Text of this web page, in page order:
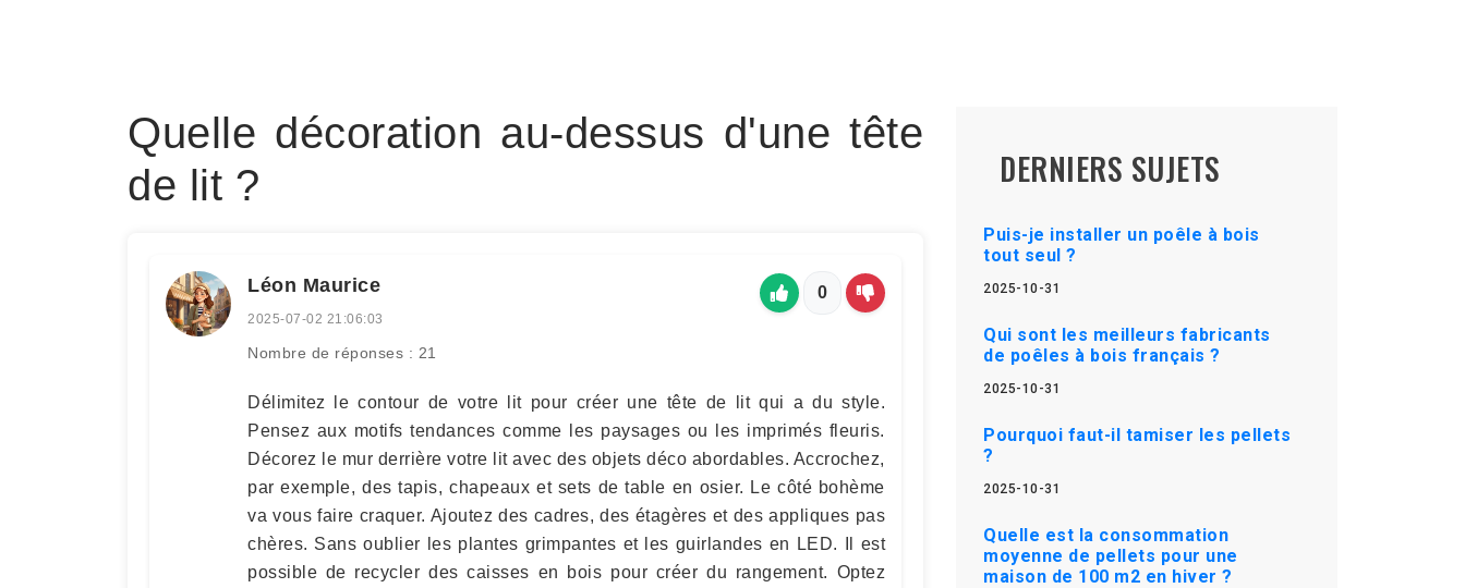
Quelle décoration au-dessus d'une tête
de lit ?
Léon Maurice
2025-07-02 21:06:03
Nombre de réponses : 21
0
Délimitez le contour de votre lit pour créer une tête de lit qui a du style.
Pensez aux motifs tendances comme les paysages ou les imprimés fleuris.
Décorez le mur derrière votre lit avec des objets déco abordables. Accrochez,
par exemple, des tapis, chapeaux et sets de table en osier. Le côté bohème
va vous faire craquer. Ajoutez des cadres, des étagères et des appliques pas
chères. Sans oublier les plantes grimpantes et les guirlandes en LED. Il est
possible de recycler des caisses en bois pour créer du rangement. Optez
DERNIERS SUJETS
Puis-je installer un poêle à bois
tout seul ?
2025-10-31
Qui sont les meilleurs fabricants
de poêles à bois français ?
2025-10-31
Pourquoi faut-il tamiser les pellets
?
2025-10-31
Quelle est la consommation
moyenne de pellets pour une
maison de 100 m2 en hiver ?